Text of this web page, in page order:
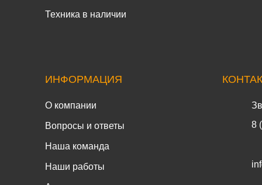
Техника в наличии
ИНФОРМАЦИЯ
О компании
Вопросы и ответы
Наша команда
Наши работы
8